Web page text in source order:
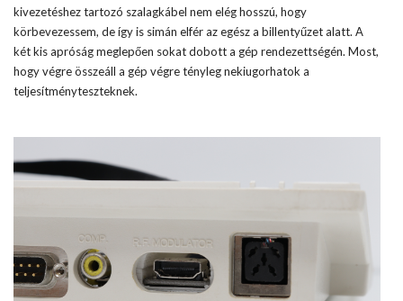
kivezetéshez tartozó szalagkábel nem elég hosszú, hogy
körbevezessem, de így is simán elfér az egész a billentyűzet alatt. A
két kis apróság meglepően sokat dobott a gép rendezettségén. Most,
hogy végre összeáll a gép végre tényleg nekiugorhatok a
teljesítményteszteknek.